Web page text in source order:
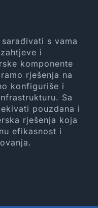
s vama
i
komponente
rješenja na
konfiguriše i
Sa
pouzdana i
rješenja koja
efikasnost i